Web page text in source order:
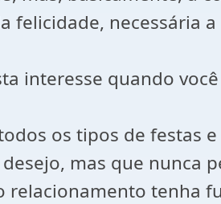
necessária
interesse quando
os tipos de festas
mas que nunca
tenha